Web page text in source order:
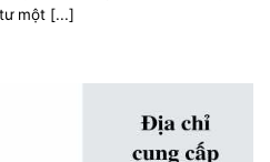
một [...]